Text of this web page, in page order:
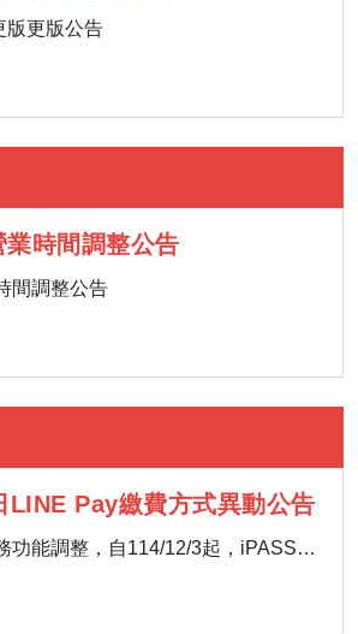
版更版公告
時間調整公告
間調整公告
LINE Pay繳費方式異動公告
功能調整，自114/12/3起，iPASS
停止繳費服務功能，您可使用LINE